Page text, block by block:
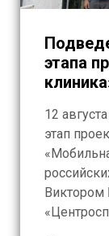
этапа
12
этап